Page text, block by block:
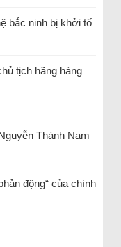
bắc ninh bị khởi tố
tịch hãng hàng
Thành Nam
động“ của chính